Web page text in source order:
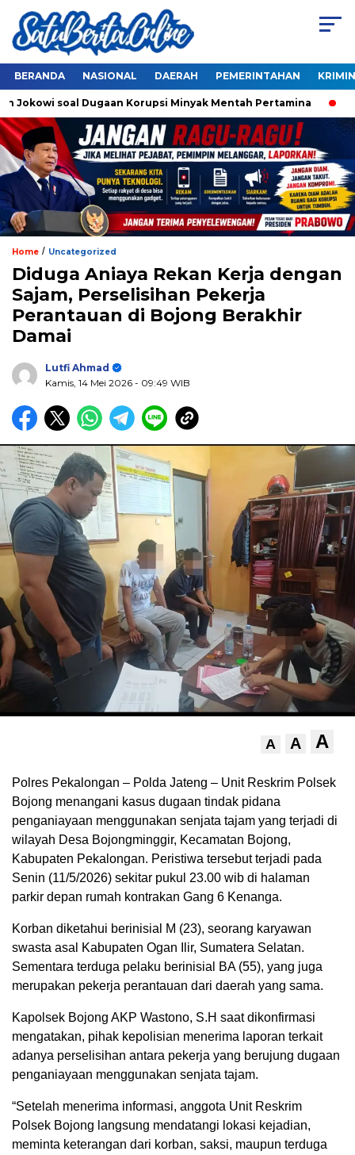
BERANDA NASIONAL DAERAH PEMERINTAHAN
soal Dugaan Korupsi Minyak Mentah Pertamina
Home / Uncategorized
Diduga Aniaya Rekan Kerja dengan
Sajam, Perselisihan Pekerja
Perantauan di Bojong Berakhir
Damai
Lutfi Ahmad
Kamis, 14 Mei 2026 - 09:49 WIB
A A A
Polres Pekalongan – Polda Jateng – Unit Reskrim Polsek
Bojong menangani kasus dugaan tindak pidana
penganiayaan menggunakan senjata tajam yang terjadi di
wilayah Desa Bojongminggir, Kecamatan Bojong,
Kabupaten Pekalongan. Peristiwa tersebut terjadi pada
Senin (11/5/2026) sekitar pukul 23.00 wib di halaman
parkir depan rumah kontrakan Gang 6 Kenanga.
Korban diketahui berinisial M (23), seorang karyawan
swasta asal Kabupaten Ogan Ilir, Sumatera Selatan.
Sementara terduga pelaku berinisial BA (55), yang juga
merupakan pekerja perantauan dari daerah yang sama.
Kapolsek Bojong AKP Wastono, S.H saat dikonfirmasi
mengatakan, pihak kepolisian menerima laporan terkait
adanya perselisihan antara pekerja yang berujung dugaan
penganiayaan menggunakan senjata tajam.
“Setelah menerima informasi, anggota Unit Reskrim
Polsek Bojong langsung mendatangi lokasi kejadian,
meminta keterangan dari korban, saksi, maupun terduga